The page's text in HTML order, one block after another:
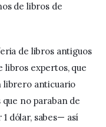
de libros de
de libros antiguos
libros expertos, que
librero anticuario
no paraban de
dólar, sabes— así